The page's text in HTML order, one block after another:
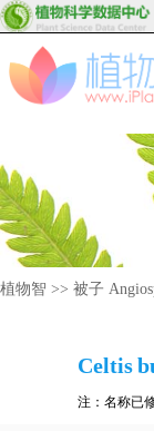
植物智 >> 被子
Celtis
注：名称已